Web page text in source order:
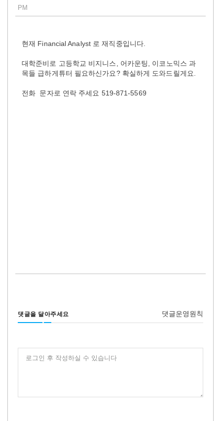
PM
현재 Financial Analyst 로 재직중입니다.
대학준비로 고등학교 비지니스, 어카운팅, 이코노믹스 과
목들 급하게튜터 필요하신가요? 확실하게 도와드릴게요.
전화 문자로 연락 주세요 519-871-5569
댓글을 달아주세요 댓글운영원칙
로그인 후 작성하실 수 있습니다